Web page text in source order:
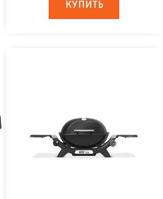
КУПИТЬ
КУПИТЬ